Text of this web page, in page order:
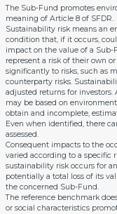
The Sub-Fund promotes
meaning of Article 8 of SFDR.
Sustainability risk means an
condition that, if it occurs,
impact on the value of a Sub-
represent a risk of their own
significantly to risks, such as
counterparty risks.
adjusted returns for investors.
may be based on
obtain and incomplete,
Even when identified, there
assessed.
Consequent impacts to the
varied according to a specific
sustainability risk occurs for
potentially a total loss of its
the concerned Sub-Fund.
The reference benchmark
or social characteristics